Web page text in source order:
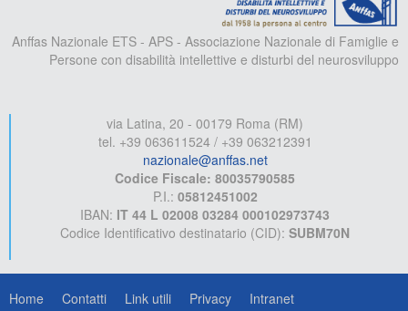
Anffas Nazionale ETS - APS - Associazione Nazionale di Famiglie e
Persone con disabilità intellettive e disturbi del neurosviluppo
via Latina, 20 - 00179 Roma (RM)
tel. +39 063611524 / +39 063212391
nazionale@anffas.net
Codice Fiscale: 80035790585
P.I.: 05812451002
IBAN: IT 44 L 02008 03284 000102973743
Codice Identificativo destinatario (CID): SUBM70N
Home Contatti Link utili Privacy Intranet